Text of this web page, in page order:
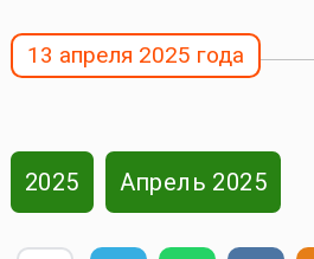
13 апреля 2025 года
2025 Апрель 2025